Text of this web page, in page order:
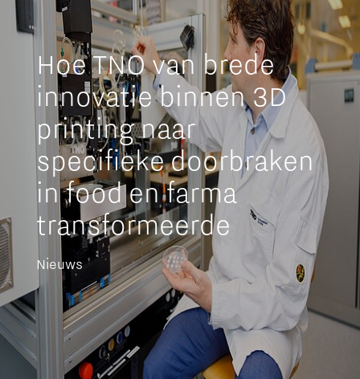
Hoe TNO van brede
innovatie binnen 3D
printing naar
specifieke doorbraken
in food en farma
transformeerde
Nieuws